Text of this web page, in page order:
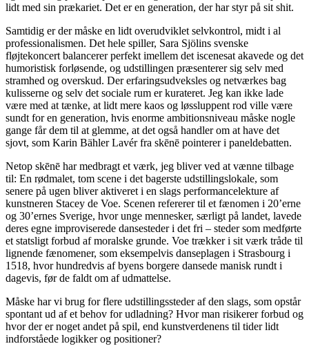
lidt med sin prækariet. Det er en generation, der har styr på sit shit.
Samtidig er der måske en lidt overudviklet selvkontrol, midt i al
professionalismen. Det hele spiller, Sara Sjölins svenske
fløjtekoncert balancerer perfekt imellem det iscenesat akavede og det
humoristisk forløsende, og udstillingen præsenterer sig selv med
stramhed og overskud. Der erfaringsudveksles og netværkes bag
kulisserne og selv det sociale rum er kurateret. Jeg kan ikke lade
være med at tænke, at lidt mere kaos og løssluppent rod ville være
sundt for en generation, hvis enorme ambitionsniveau måske nogle
gange får dem til at glemme, at det også handler om at have det
sjovt, som Karin Bähler Lavér fra skēnē pointerer i paneldebatten.
Netop skēnē har medbragt et værk, jeg bliver ved at vænne tilbage
til: En rødmalet, tom scene i det bagerste udstillingslokale, som
senere på ugen bliver aktiveret i en slags performancelekture af
kunstneren Stacey de Voe. Scenen refererer til et fænomen i 20’erne
og 30’ernes Sverige, hvor unge mennesker, særligt på landet, lavede
deres egne improviserede dansesteder i det fri – steder som medførte
et statsligt forbud af moralske grunde. Voe trækker i sit værk tråde til
lignende fænomener, som eksempelvis danseplagen i Strasbourg i
1518, hvor hundredvis af byens borgere dansede manisk rundt i
dagevis, før de faldt om af udmattelse.
Måske har vi brug for flere udstillingssteder af den slags, som opstår
spontant ud af et behov for udladning? Hvor man risikerer forbud og
hvor der er noget andet på spil, end kunstverdenens til tider lidt
indforståede logikker og positioner?